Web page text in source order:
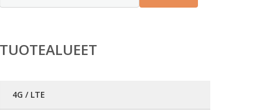
TUOTEALUEET
4G / LTE